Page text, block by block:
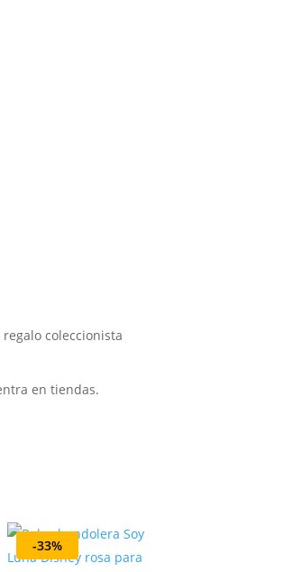
coleccionista
en tiendas.
-33%